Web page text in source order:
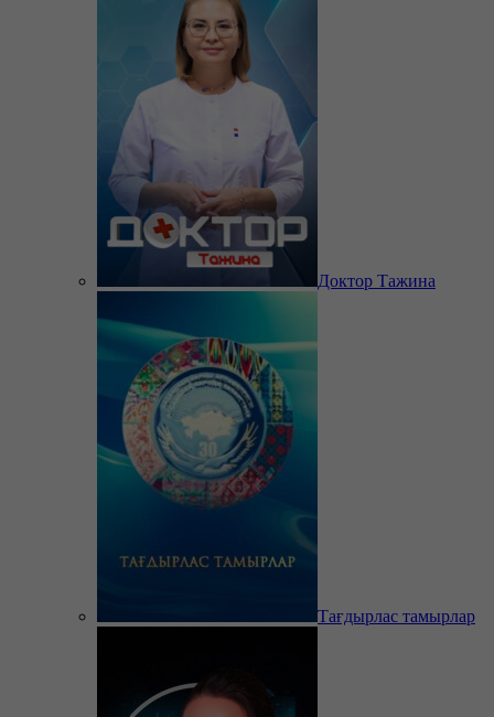
Доктор Тажина
Тағдырлас тамырлар